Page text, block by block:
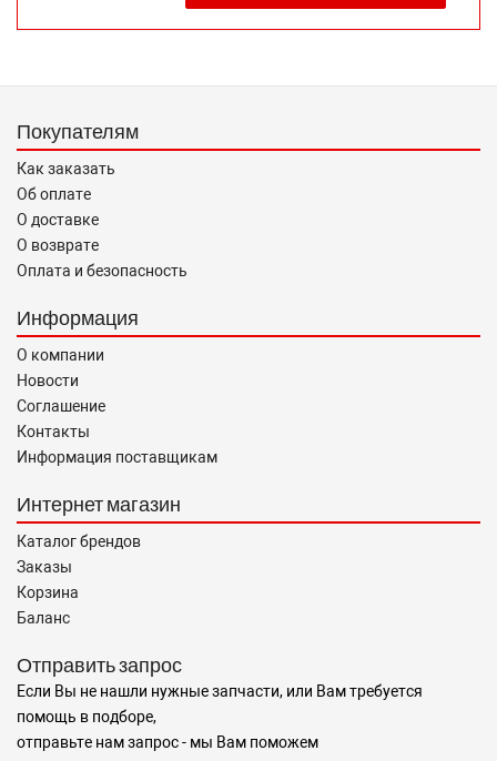
достоверную информацию о товаре, предлагаемом к
«О защите прав потребителей».
Покупателям
Как заказать
Об оплате
О доставке
О возврате
Оплата и безопасность
Информация
О компании
Новости
Соглашение
Контакты
Информация поставщикам
Интернет магазин
Каталог брендов
Заказы
Корзина
Баланс
Отправить запрос
Если Вы не нашли нужные запчасти, или Вам требуется
помощь в подборе,
отправьте нам запрос - мы Вам поможем